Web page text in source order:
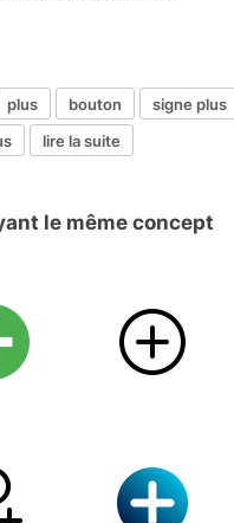
plus bouton signe plus
lire la suite
le même concept